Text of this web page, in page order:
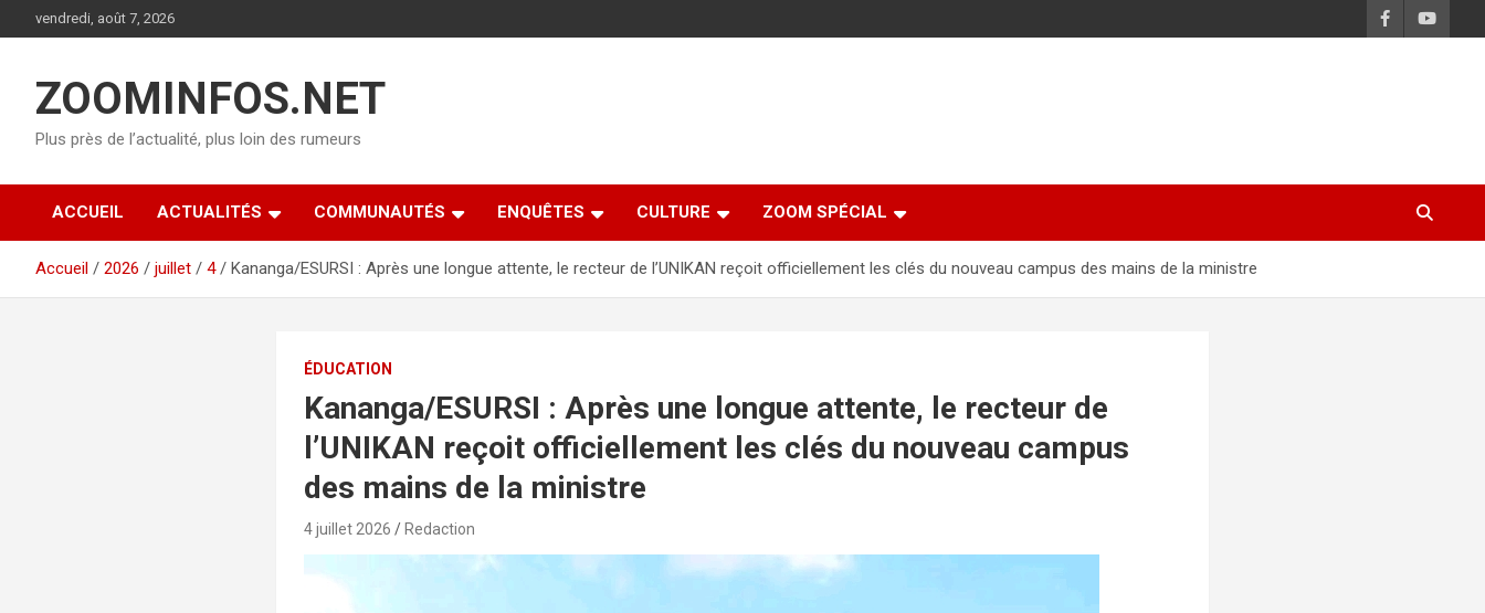
au
vendredi, août 7, 2026
ZOOMINFOS.NET
Plus près de l’actualité, plus loin des rumeurs
ACCUEIL ACTUALITÉS COMMUNAUTÉS ENQUÊTES CULTURE ZOOM SPÉCIAL
Accueil 2026 juillet 4 Kananga/ESURSI : Après une longue attente, le recteur de l’UNIKAN reçoit officiellement les clés du nouveau campus des mains de la ministre
ÉDUCATION
Kananga/ESURSI : Après une longue attente, le recteur de
l’UNIKAN reçoit officiellement les clés du nouveau campus
des mains de la ministre
4 juillet 2026 Redaction